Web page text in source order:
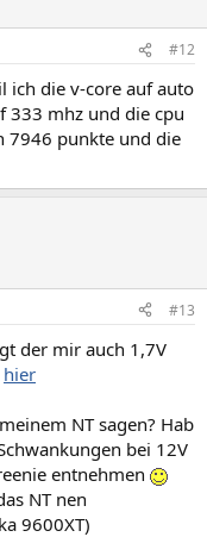
#12
ich die v-core auf auto
333 mhz und die cpu
7946 punkte und die
#13
der mir auch 1,7V
hier
NT sagen? Hab
bei 12V
entnehmen
NT nen
9600XT)